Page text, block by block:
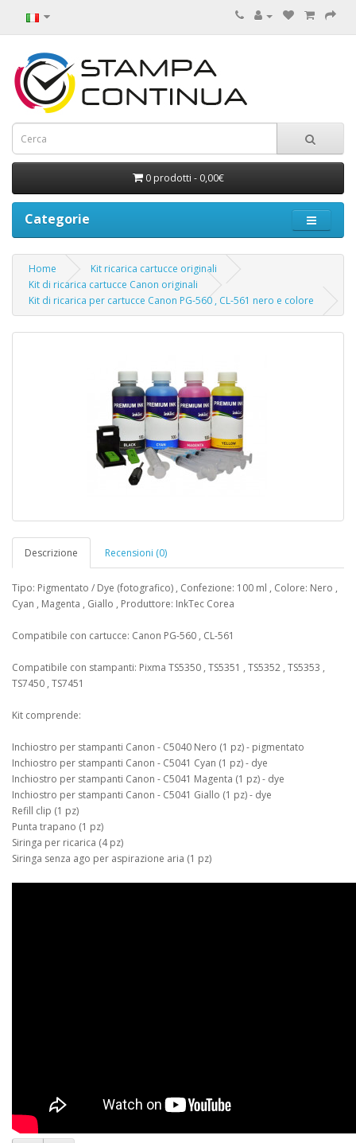
0 prodotti - 0,00€
Categorie
Home
Kit ricarica cartucce originali
Kit di ricarica cartucce Canon originali
Kit di ricarica per cartucce Canon PG-560 , CL-561 nero e colore
Descrizione Recensioni (0)
Tipo: Pigmentato / Dye (fotografico) , Confezione: 100 ml , Colore: Nero ,
Cyan , Magenta , Giallo , Produttore: InkTec Corea
Compatibile con cartucce: Canon PG-560 , CL-561
Compatibile con stampanti: Pixma TS5350 , TS5351 , TS5352 , TS5353 ,
TS7450 , TS7451
Kit comprende:
Inchiostro per stampanti Canon - C5040 Nero (1 pz) - pigmentato
Inchiostro per stampanti Canon - C5041 Cyan (1 pz) - dye
Inchiostro per stampanti Canon - C5041 Magenta (1 pz) - dye
Inchiostro per stampanti Canon - C5041 Giallo (1 pz) - dye
Refill clip (1 pz)
Punta trapano (1 pz)
Siringa per ricarica (4 pz)
Siringa senza ago per aspirazione aria (1 pz)